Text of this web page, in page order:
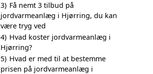
3) Få nemt 3 tilbud på
jordvarmeanlæg i Hjørring, du kan
være tryg ved
4) Hvad koster jordvarmeanlæg i
Hjørring?
5) Hvad er med til at bestemme
prisen på jordvarmeanlæg i